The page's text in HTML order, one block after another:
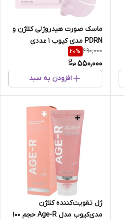
ماسک صورت هیدروژلی کلاژن و
PDRN مدی کیوب 1 عددی
690,000
20%
550,000
افزودن به سبد
ژل تقویت‌کننده کلاژن
مدی‌کیوب مدل Age-R حجم 100